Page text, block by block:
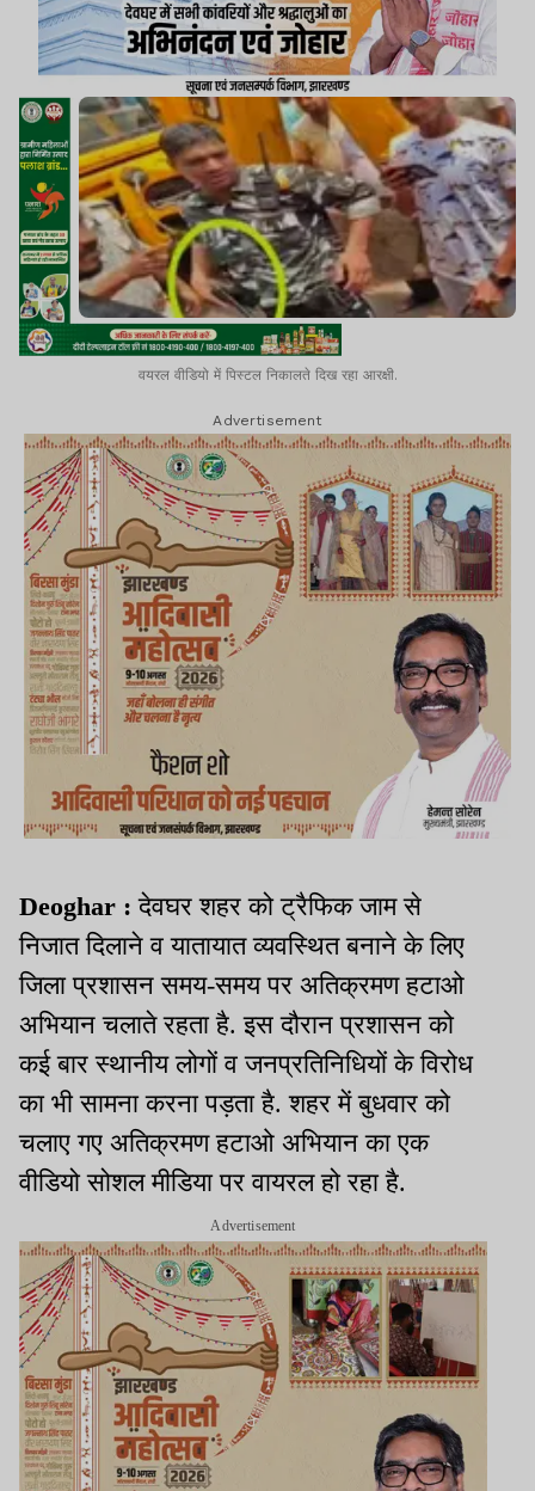
वयरल वीडियो में पिस्टल निकालते दिख रहा आरक्षी.
Advertisement
Deoghar :देवघर शहर को ट्रैफिक जाम से
निजात दिलाने व यातायात व्यवस्थित बनाने के लिए
जिला प्रशासन समय-समय पर अतिक्रमण हटाओ
अभियान चलाते रहता है. इस दौरान प्रशासन को
कई बार स्थानीय लोगों व जनप्रतिनिधियों के विरोध
का भी सामना करना पड़ता है. शहर में बुधवार को
चलाए गए अतिक्रमण हटाओ अभियान का एक
वीडियो सोशल मीडिया पर वायरल हो रहा है.
Advertisement